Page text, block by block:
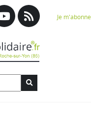
Je m'abonne